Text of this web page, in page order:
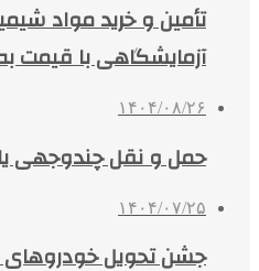
تأمین و خرید مواد
آزمایشگاهی با قیمت
۱۴۰۴/۰۸/۲۶
حمل و نقل چندوجهی
۱۴۰۴/۰۷/۲۵
جشن تحویل خودروهای